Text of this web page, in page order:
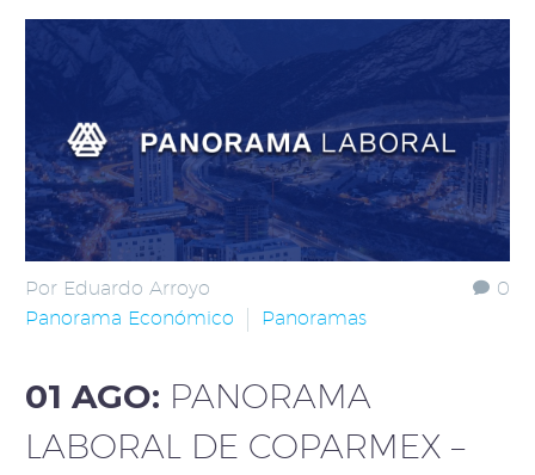
0
Por Eduardo Arroyo
Panorama Económico
Panoramas
01 AGO: PANORAMA
LABORAL DE COPARMEX –